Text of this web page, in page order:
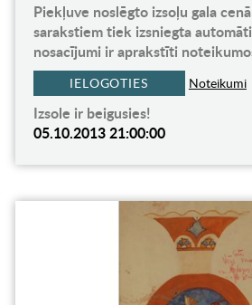
Piekļuve noslēgto izsoļu gala
sarakstiem tiek izsniegta
nosacījumi ir aprakstīti
IELOGOTIES Noteikumi
Izsole ir beigusies!
05.10.2013 21:00:00